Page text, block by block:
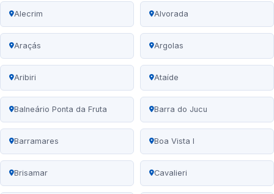
Alecrim Alvorada
Araçás Argolas
Aribiri Ataíde
Balneário Ponta da Fruta Barra do Jucu
Barramares Boa Vista I
Brisamar Cavalieri